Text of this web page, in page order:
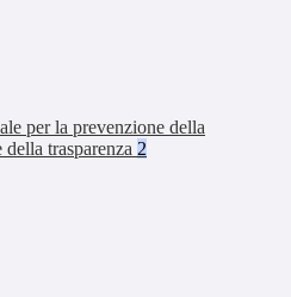
per la prevenzione della
trasparenza 2